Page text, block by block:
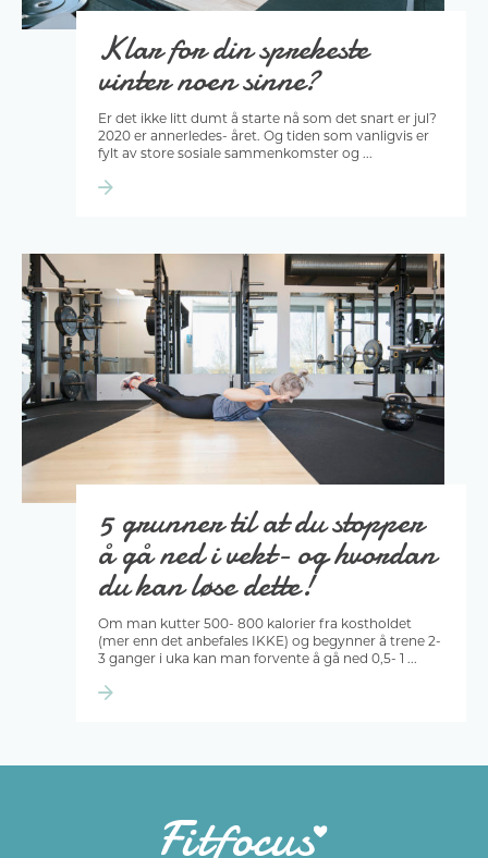
Klar for din sprekeste
vinter noen sinne?
Er det ikke litt dumt å starte nå som det snart er jul?
2020 er annerledes- året. Og tiden som vanligvis er
fylt av store sosiale sammenkomster og ...
5 grunner til at du stopper
å gå ned i vekt- og hvordan
du kan løse dette!
Om man kutter 500- 800 kalorier fra kostholdet
(mer enn det anbefales IKKE) og begynner å trene 2-
3 ganger i uka kan man forvente å gå ned 0,5- 1 ...